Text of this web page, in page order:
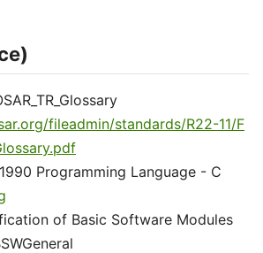
fileadmin/standards/R22-11/F
Programming Language - C
of Basic Software Modules